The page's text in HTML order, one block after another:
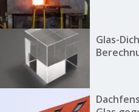
Glas-